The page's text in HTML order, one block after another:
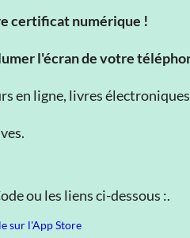
certificat numérique !
l'écran de votre
en ligne, livres
ou les liens ci-dessous :.